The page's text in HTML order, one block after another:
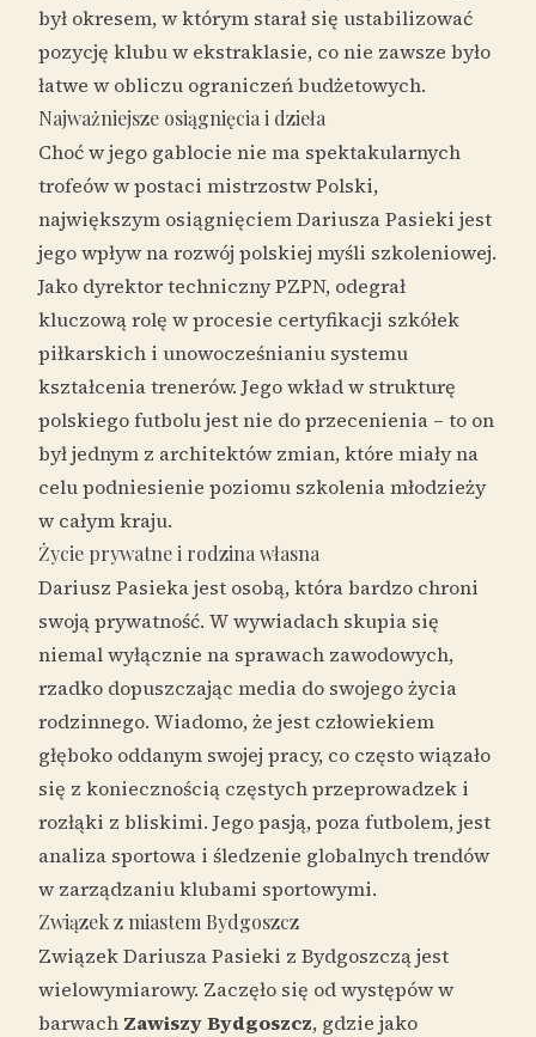
był okresem, w którym starał się ustabilizować
pozycję klubu w ekstraklasie, co nie zawsze było
łatwe w obliczu ograniczeń budżetowych.
Najważniejsze osiągnięcia i dzieła
Choć w jego gablocie nie ma spektakularnych
trofeów w postaci mistrzostw Polski,
największym osiągnięciem Dariusza Pasieki jest
jego wpływ na rozwój polskiej myśli szkoleniowej.
Jako dyrektor techniczny PZPN, odegrał
kluczową rolę w procesie certyfikacji szkółek
piłkarskich i unowocześnianiu systemu
kształcenia trenerów. Jego wkład w strukturę
polskiego futbolu jest nie do przecenienia – to on
był jednym z architektów zmian, które miały na
celu podniesienie poziomu szkolenia młodzieży
w całym kraju.
Życie prywatne i rodzina własna
Dariusz Pasieka jest osobą, która bardzo chroni
swoją prywatność. W wywiadach skupia się
niemal wyłącznie na sprawach zawodowych,
rzadko dopuszczając media do swojego życia
rodzinnego. Wiadomo, że jest człowiekiem
głęboko oddanym swojej pracy, co często wiązało
się z koniecznością częstych przeprowadzek i
rozłąki z bliskimi. Jego pasją, poza futbolem, jest
analiza sportowa i śledzenie globalnych trendów
w zarządzaniu klubami sportowymi.
Związek z miastem Bydgoszcz
Związek Dariusza Pasieki z Bydgoszczą jest
wielowymiarowy. Zaczęło się od występów w
barwach Zawiszy Bydgoszcz, gdzie jako